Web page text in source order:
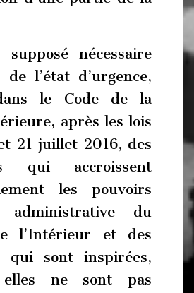
supposé nécessaire
l’état d’urgence,
le Code de la
après les lois
21 juillet 2016, des
qui accroissent
les pouvoirs
du
l’Intérieur et des
qui sont inspirées,
ne sont pas